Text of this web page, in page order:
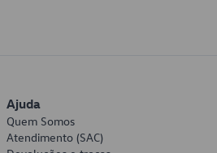
Ajuda
Quem Somos
Atendimento (SAC)